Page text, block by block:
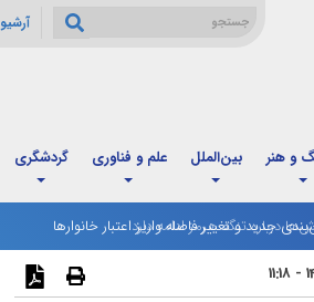
آرشیو
و هنر بین‌الملل علم و فناوری گردشگری
جدید و تغییر فاصله واریز اعتبار خانوارها